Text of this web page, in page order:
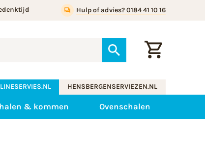
Hulp of advies? 0184 41 10 16
HENSBERGENSERVIEZEN.NL
& kommen Ovenschalen